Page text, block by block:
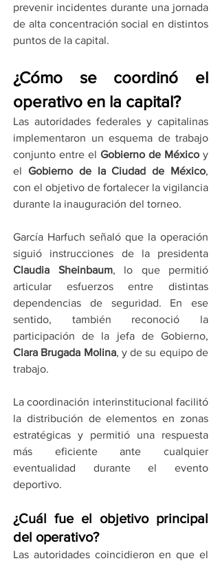
prevenir incidentes durante una jornada
de alta concentración social en distintos
puntos de la capital.
¿Cómo se coordinó el
operativo en la capital?
Las autoridades federales y capitalinas
implementaron un esquema de trabajo
conjunto entre el Gobierno de México y
el Gobierno de la Ciudad de México,
con el objetivo de fortalecer la vigilancia
durante la inauguración del torneo.
García Harfuch señaló que la operación
Claudia Sheinbaum, lo que permitió
articular esfuerzos entre distintas
dependencias de seguridad. En ese
sentido, también reconoció la
Clara Brugada Molina, y de su equipo de
trabajo.
La coordinación interinstitucional facilitó
la distribución de elementos en zonas
estratégicas y permitió una respuesta
más eficiente ante cualquier
eventualidad durante el evento
deportivo.
¿Cuál fue el objetivo principal
del operativo?
Las autoridades coincidieron en que el